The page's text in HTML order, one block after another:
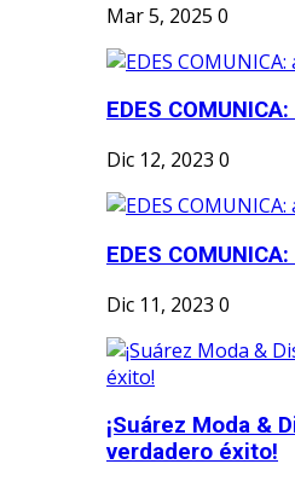
Mar 5, 2025 0
EDES
Dic 12, 2023 0
EDES
Dic 11, 2023 0
¡Suárez Moda &
verdadero éxito!